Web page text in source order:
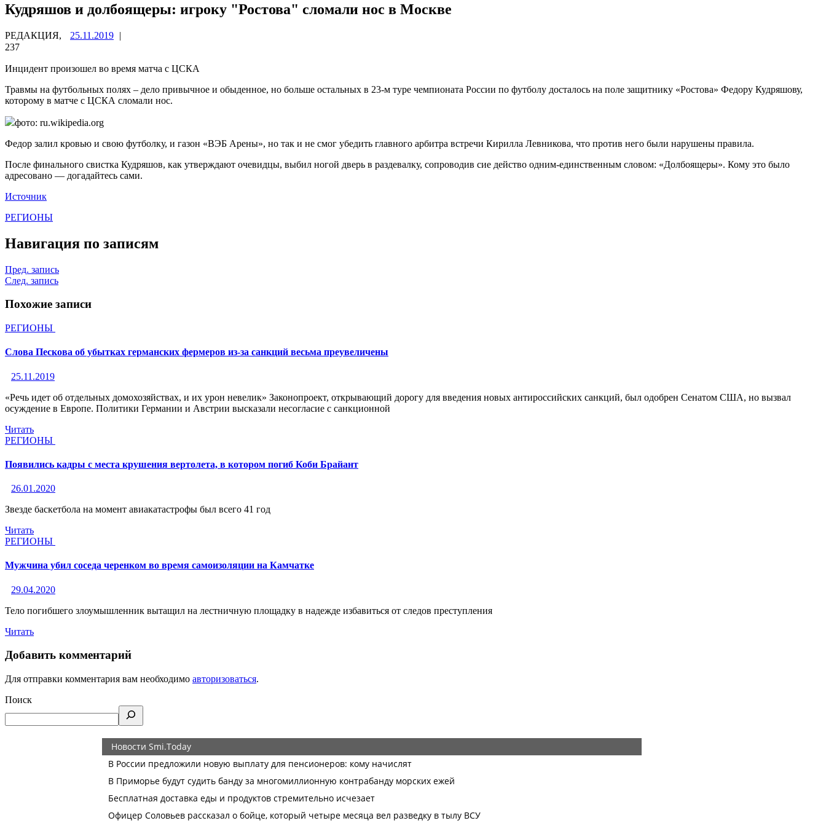
Кудряшов и долбоящеры: игроку "Ростова" сломали нос в Москве
РЕДАКЦИЯ, 25.11.2019 |
237
Инцидент произошел во время матча с ЦСКА
Травмы на футбольных полях – дело привычное и обыденное, но больше остальных в 23-м туре чемпионата России по футболу досталось на поле защитнику «Ростова» Федору Кудряшову,
которому в матче с ЦСКА сломали нос.
фото: ru.wikipedia.org
Федор залил кровью и свою футболку, и газон «ВЭБ Арены», но так и не смог убедить главного арбитра встречи Кирилла Левникова, что против него были нарушены правила.
После финального свистка Кудряшов, как утверждают очевидцы, выбил ногой дверь в раздевалку, сопроводив сие действо одним-единственным словом: «Долбоящеры». Кому это было
адресовано — догадайтесь сами.
Источник
РЕГИОНЫ
Навигация по записям
Пред. запись
След. запись
Похожие записи
РЕГИОНЫ
Слова Пескова об убытках германских фермеров из-за санкций весьма преувеличены
25.11.2019
«Речь идет об отдельных домохозяйствах, и их урон невелик» Законопроект, открывающий дорогу для введения новых антироссийских санкций, был одобрен Сенатом США, но вызвал
осуждение в Европе. Политики Германии и Австрии высказали несогласие с санкционной
Читать
РЕГИОНЫ
Появились кадры с места крушения вертолета, в котором погиб Коби Брайант
26.01.2020
Звезде баскетбола на момент авиакатастрофы был всего 41 год
Читать
РЕГИОНЫ
Мужчина убил соседа черенком во время самоизоляции на Камчатке
29.04.2020
Тело погибшего злоумышленник вытащил на лестничную площадку в надежде избавиться от следов преступления
Читать
Добавить комментарий
Для отправки комментария вам необходимо авторизоваться.
Поиск